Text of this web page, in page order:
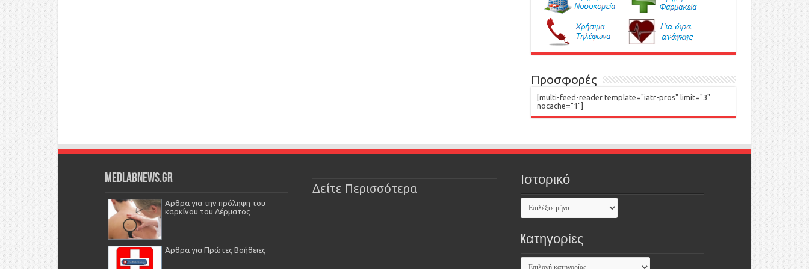
Προσφορές
[multi-feed-reader template="iatr-pros" limit="3"
nocache="1"]
Medlabnews.gr
Άρθρα για την πρόληψη του
καρκίνου του Δέρματος
Άρθρα για Πρώτες Βοήθειες
Δείτε Περισσότερα
Ιστορικό
Kατηγορίες